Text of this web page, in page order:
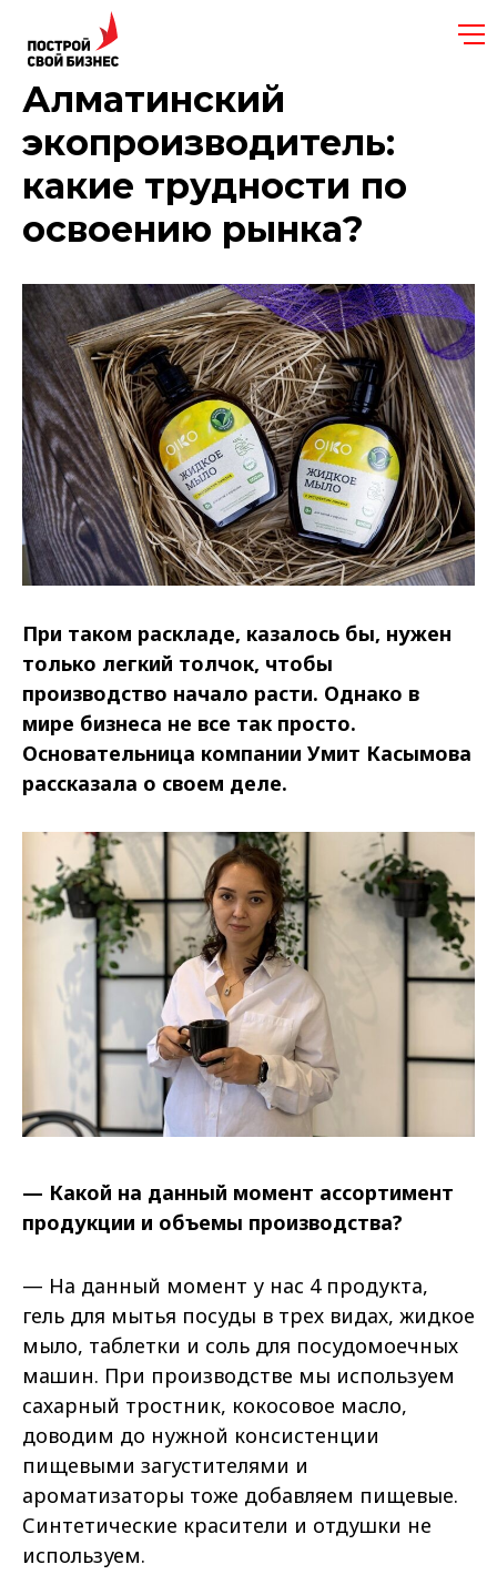
Алматинский
экопроизводитель:
какие трудности по
освоению рынка?
При таком раскладе, казалось бы, нужен
только легкий толчок, чтобы
производство начало расти. Однако в
мире бизнеса не все так просто.
Основательница компании Умит Касымова
рассказала о своем деле.
— Какой на данный момент ассортимент
продукции и объемы производства?
— На данный момент у нас 4 продукта,
гель для мытья посуды в трех видах, жидкое
мыло, таблетки и соль для посудомоечных
машин. При производстве мы используем
сахарный тростник, кокосовое масло,
доводим до нужной консистенции
пищевыми загустителями и
ароматизаторы тоже добавляем пищевые.
Синтетические красители и отдушки не
используем.